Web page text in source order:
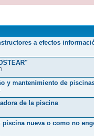
a efectos
y mantenimiento de
de la piscina
nueva o como no